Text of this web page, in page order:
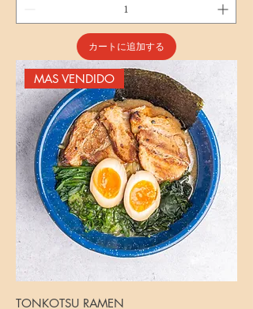
カートに追加する
MAS VENDIDO
TONKOTSU RAMEN